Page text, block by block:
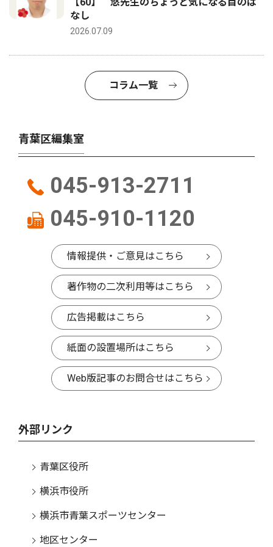
【60】 悠先生のちょっと気になる目のは
なし
2026.07.09
コラム一覧
青葉区編集室
045-913-2711
045-910-1120
情報提供・ご意見はこちら
著作物の二次利用等はこちら
広告掲載はこちら
紙面の設置場所はこちら
Web版記事のお問合せはこちら
外部リンク
青葉区役所
横浜市役所
横浜市青葉スポーツセンター
地区センター